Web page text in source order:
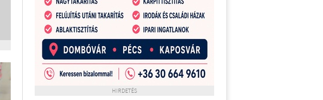
HIRDETÉS